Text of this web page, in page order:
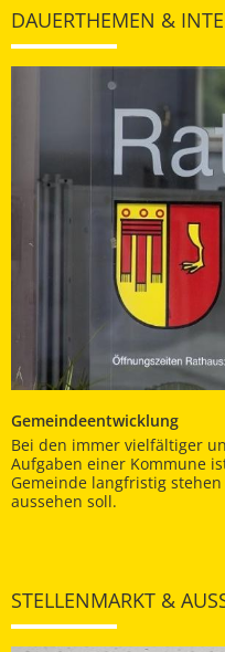
DAUERTHEMEN &
Gemeindeentwicklung
Bei den immer vielfältiger
Aufgaben einer Kommune
Gemeinde langfristig
aussehen soll.
STELLENMARKT &